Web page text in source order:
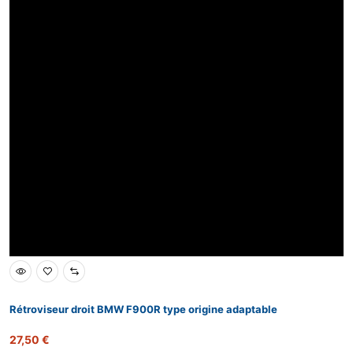
Rétroviseur droit BMW F900R type origine adaptable
27,50 €